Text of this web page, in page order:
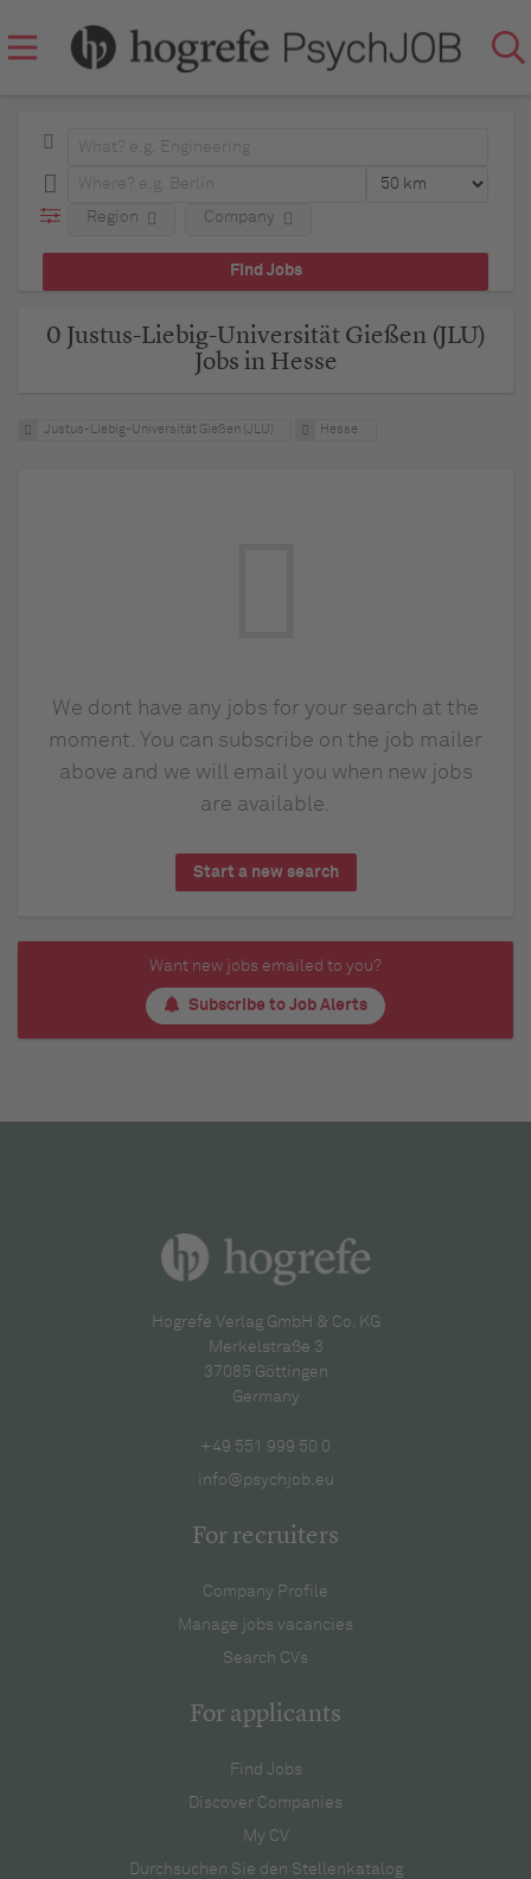
Region Company
0 Justus-Liebig-Universität Gießen (JLU)
Jobs in Hesse
Justus-Liebig-Universität Gießen (JLU) Hesse
We dont have any jobs for your search at the
moment. You can subscribe on the job mailer
above and we will email you when new jobs
are available.
Start a new search
Want new jobs emailed to you?
Subscribe to Job Alerts
Hogrefe Verlag GmbH & Co. KG
Merkelstraße 3
37085 Göttingen
Germany
+49 551 999 50 0
info@psychjob.eu
For recruiters
Company Profile
Manage jobs vacancies
Search CVs
For applicants
Find Jobs
Discover Companies
My CV
Durchsuchen Sie den Stellenkatalog